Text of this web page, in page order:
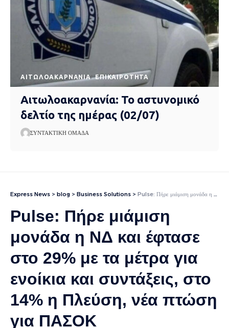
AΙΤΩΛΟΑΚΑΡΝΑΝΊΑ EΠΙΚΑΙΡΌΤΗΤΑ
Αιτωλοακαρνανία: Το αστυνομικό
δελτίο της ημέρας (02/07)
ΣΥΝΤΑΚΤΙΚΉ ΟΜΆΔΑ
Express News > blog > Business Solutions > Pulse: Πήρε μιάμιση μονάδα η ΝΔ και έφτασε στο 29% με τα μέτρα για ενοίκια και συντάξεις, στο 14% η Πλεύση, νέα πτώση για ΠΑΣΟΚ
Pulse: Πήρε μιάμιση
μονάδα η ΝΔ και έφτασε
στο 29% με τα μέτρα για
ενοίκια και συντάξεις, στο
14% η Πλεύση, νέα πτώση
για ΠΑΣΟΚ